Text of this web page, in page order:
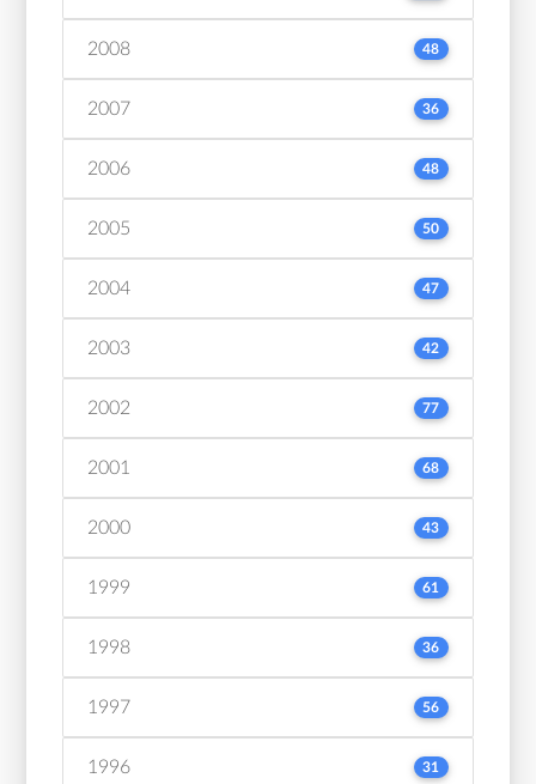
2008 48
2007 36
2006 48
2005 50
2004 47
2003 42
2002 77
2001 68
2000 43
1999 61
1998 36
1997 56
1996 31